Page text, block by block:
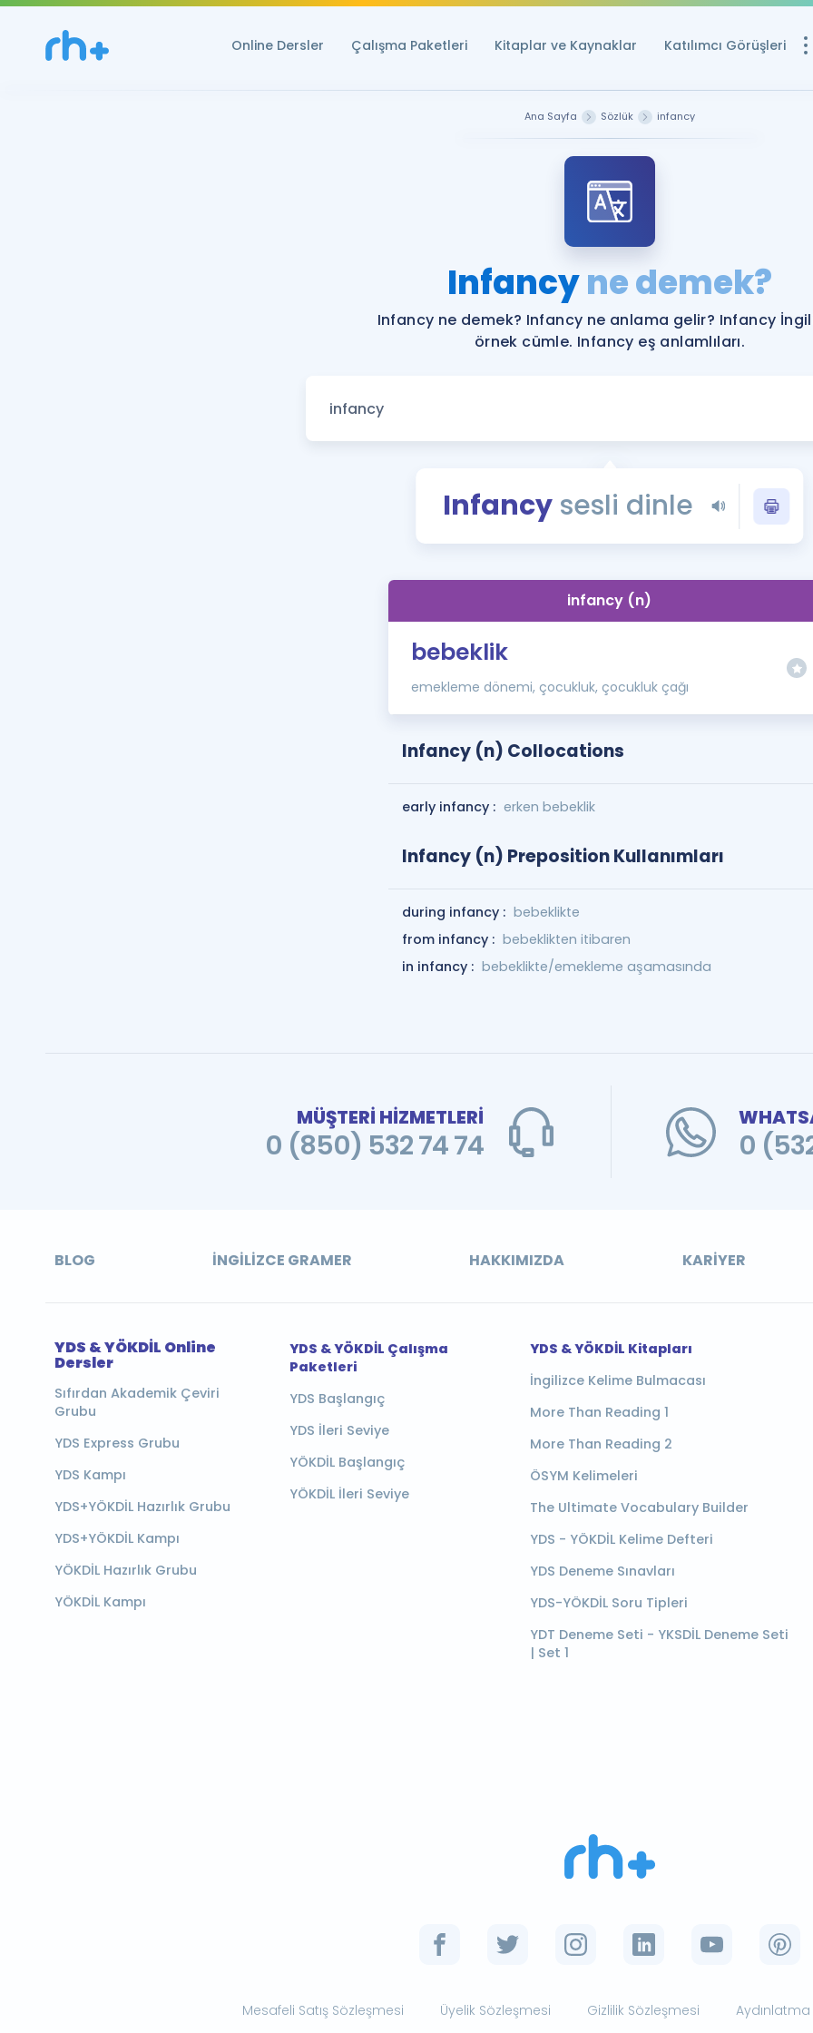
Online Dersler Çalışma Paketleri Kitaplar ve Kaynaklar Katılımcı Görüşleri
YDS ve YÖKDİL
Rehberlik Aracı
YDS ve YÖKDİL'e
Tüm ÖSYM
YDS - YÖKDİL
İngilizce Gramer
Ana Sayfa Sözlük infancy
Infancyne demek?
Infancy ne demek? Infancy ne anlama gelir? Infancy
örnek cümle. Infancy eş anlamlıları.
Infancy sesli dinle
infancy (n)
bebeklik
emekleme dönemi, çocukluk, çocukluk çağı
Infancy (n) Collocations
early infancy : erken bebeklik
Infancy (n) Preposition Kullanımları
during infancy : bebeklikte
from infancy : bebeklikten itibaren
in infancy : bebeklikte/emekleme aşamasında
MÜŞTERİ HİZMETLERİ
0 (850) 532 74 74 0
BLOG İNGILIZCE GRAMER HAKKIMIZDA KARIYER
YDS & YÖKDİL Online
Dersler
Sıfırdan Akademik Çeviri
Grubu
YDS Express Grubu
YDS Kampı
YDS+YÖKDİL Hazırlık Grubu
YDS+YÖKDİL Kampı
YÖKDİL Hazırlık Grubu
YÖKDİL Kampı
YDS & YÖKDİL Çalışma
Paketleri
YDS Başlangıç
YDS İleri Seviye
YÖKDİL Başlangıç
YÖKDİL İleri Seviye
YDS & YÖKDİL Kitapları
İngilizce Kelime Bulmacası
More Than Reading 1
More Than Reading 2
ÖSYM Kelimeleri
The Ultimate Vocabulary Builder
YDS - YÖKDİL Kelime Defteri
YDS Deneme Sınavları
YDS-YÖKDİL Soru Tipleri
YDT Deneme Seti - YKSDİL Deneme Seti
| Set 1
Mesafeli Satış Sözleşmesi Üyelik Sözleşmesi Gizlilik Sözleşmesi